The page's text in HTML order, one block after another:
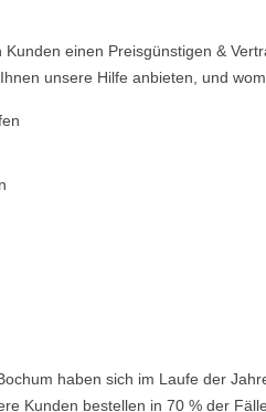
einen Preisgünstigen &
unsere Hilfe anbieten, und
haben sich im Laufe der
Kunden bestellen in 70 % der